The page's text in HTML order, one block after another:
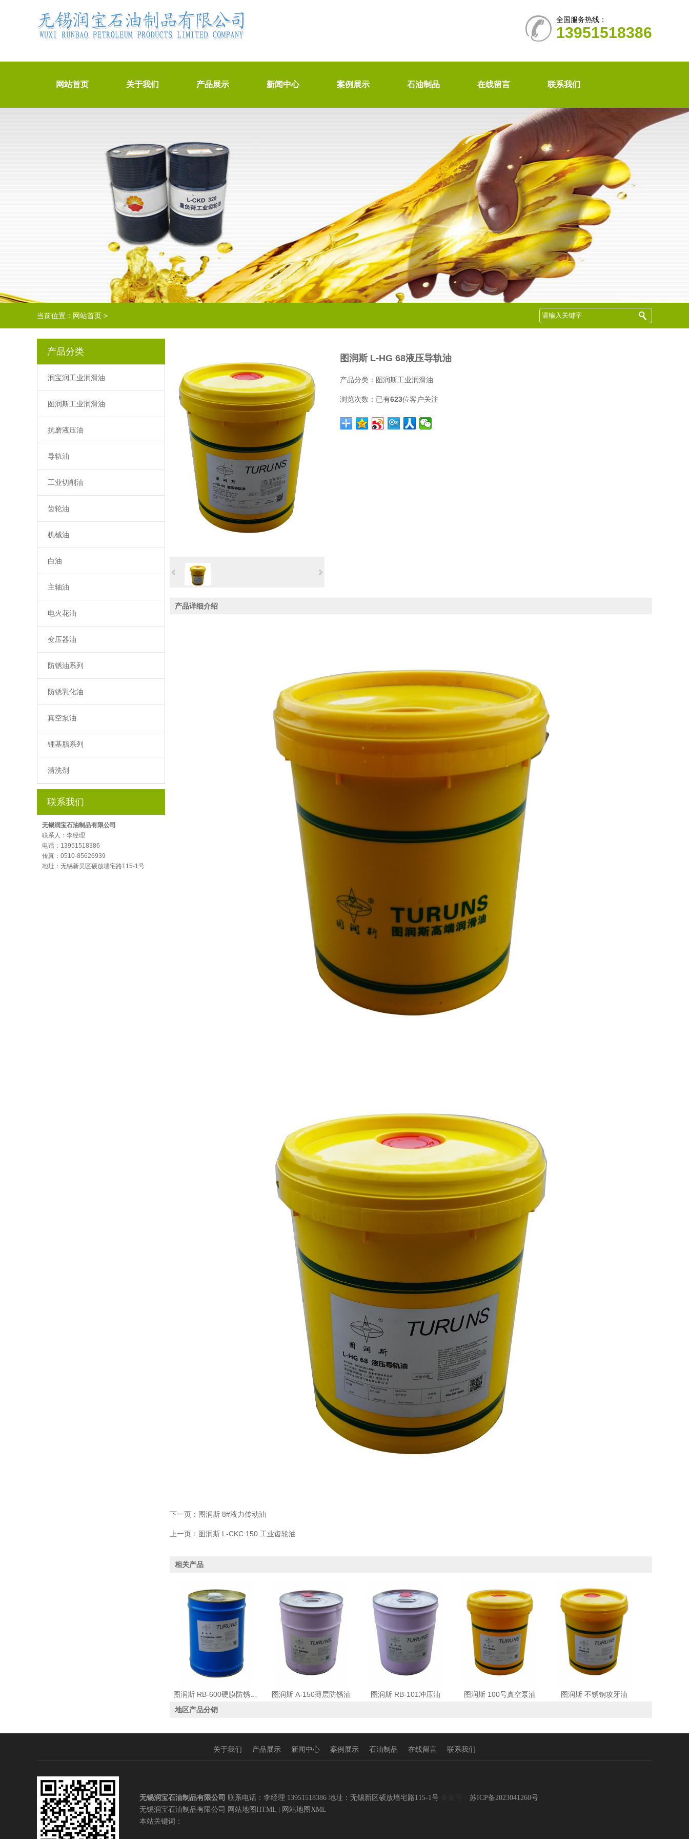
全国服务热线：
13951518386
网站首页 关于我们 产品展示 新闻中心 案例展示 石油制品 在线留言 联系我们
当前位置： 网站首页 >
图润斯 L-HG 68液压导轨油
产品分类： 图润斯工业润滑油
浏览次数： 已有623位客户关注
产品详细介绍
下一页： 图润斯 8#液力传动油
上一页： 图润斯 L-CKC 150 工业齿轮油
相关产品
图润斯 A-150薄层防锈油 图润斯 RB-101冲压油 图润斯 100号真空泵油
图润斯 不锈钢攻牙油
地区产品分销
产品分类
润宝润工业润滑油
图润斯工业润滑油
抗磨液压油
导轨油
工业切削油
齿轮油
机械油
白油
主轴油
电火花油
变压器油
防锈油系列
防锈乳化油
真空泵油
锂基脂系列
清洗剂
联系我们
无锡润宝石油制品有限公司
联系人：李经理
电话：13951518386
传真：0510-85626939
地址：无锡新吴区硕放墙宅路115-1号
关于我们 产品展示 新闻中心 案例展示 石油制品 在线留言 联系我们
无锡润宝石油制品有限公司 联系电话：李经理 13951518386 地址：无锡新区硕放墙宅路115-1号
苏ICP备2023041260号
无锡润宝石油制品有限公司 网站地图HTML | 网站地图XML
本站关键词：